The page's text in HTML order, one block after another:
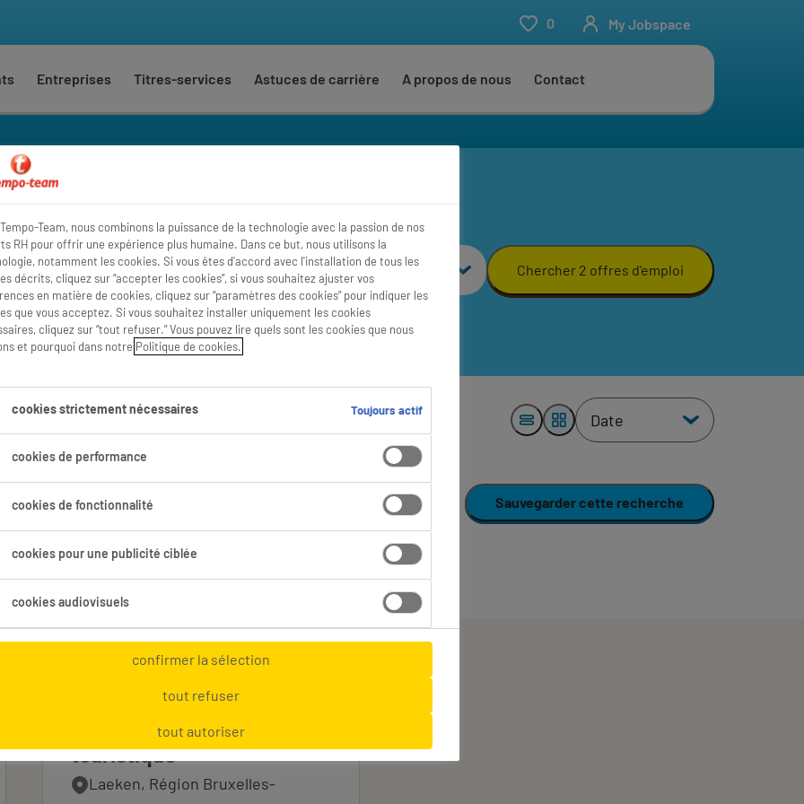
Entreprises Titres-services Astuces de carrière A propos de nous Contact
0 My Jobspace
Vente & Marketing
Où Rayon
Chercher 2 offres d'emploi
emplois trouvés pour toi.
2 Domaine professionnel Sauvegarder cette recherche
Assistant Marketing
Trilingue - secteur
touristique
Laeken, Région Bruxelles-
Team, nous combinons la puissance de la technologie avec la passion de nos
RH pour offrir une expérience plus humaine. Dans ce but, nous utilisons la
notamment les cookies. Si vous êtes d'accord avec l'installation de tous les
décrits, cliquez sur “accepter les cookies”, si vous souhaitez ajuster vos
en matière de cookies, cliquez sur “paramètres des cookies” pour indiquer les
que vous acceptez. Si vous souhaitez installer uniquement les cookies
cliquez sur “tout refuser.” Vous pouvez lire quels sont les cookies que nous
et pourquoi dans notre Politique de cookies.
cookies strictement nécessaires Toujours actif
cookies de performance
cookies de fonctionnalité
cookies pour une publicité ciblée
cookies audiovisuels
confirmer la sélection
tout refuser
tout autoriser